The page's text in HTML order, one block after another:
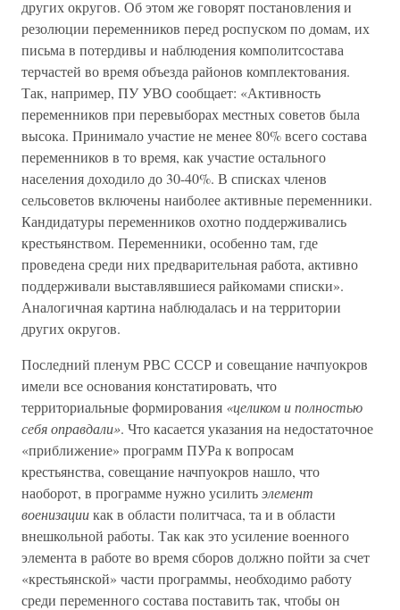
других округов. Об этом же говорят постановления и
резолюции переменников перед роспуском по домам, их
письма в потердивы и наблюдения комполитсостава
терчастей во время объезда районов комплектования.
Так, например, ПУ УВО сообщает: «Активность
переменников при перевыборах местных советов была
высока. Принимало участие не менее 80% всего состава
переменников в то время, как участие остального
населения доходило до 30-40%. В списках членов
сельсоветов включены наиболее активные переменники.
Кандидатуры переменников охотно поддерживались
крестьянством. Переменники, особенно там, где
проведена среди них предварительная работа, активно
поддерживали выставлявшиеся райкомами списки».
Аналогичная картина наблюдалась и на территории
других округов.
Последний пленум РВС СССР и совещание начпуокров
имели все основания констатировать, что
территориальные формирования «целиком и полностью
себя оправдали». Что касается указания на недостаточное
«приближение» программ ПУРа к вопросам
крестьянства, совещание начпуокров нашло, что
наоборот, в программе нужно усилитьэлемент
военизациикак в области политчаса, та и в области
внешкольной работы. Так как это усиление военного
элемента в работе во время сборов должно пойти за счет
«крестьянской» части программы, необходимо работу
среди переменного состава поставить так, чтобы он